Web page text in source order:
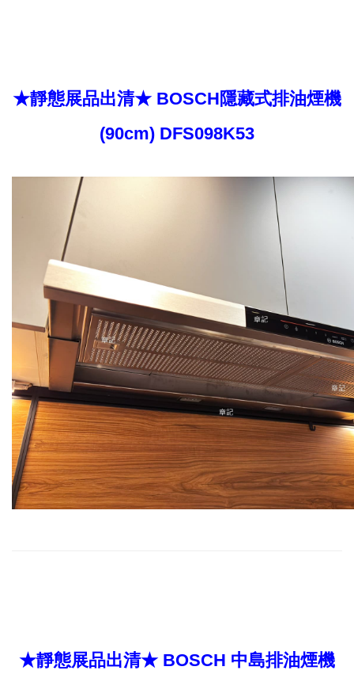
★靜態展品出清★ BOSCH隱藏式排油煙機
(90cm) DFS098K53
★靜態展品出清★ BOSCH 中島排油煙機